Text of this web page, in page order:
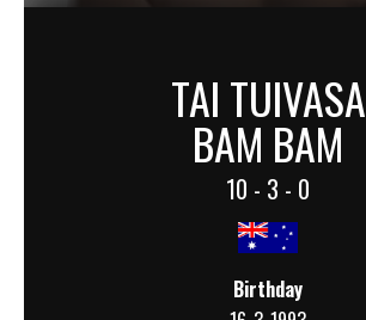
TAI TUIVASA
BAM BAM
10 - 3 - 0
Birthday